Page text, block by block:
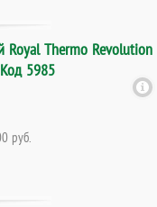
Royal Thermo Revolution
5985
руб.